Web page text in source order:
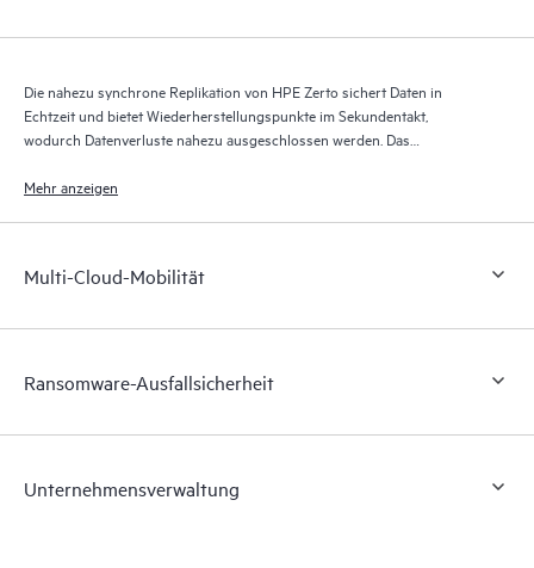
Die nahezu synchrone Replikation von HPE Zerto sichert Daten in
Echtzeit und bietet Wiederherstellungspunkte im Sekundentakt,
wodurch Datenverluste nahezu ausgeschlossen werden. Das
Tausende von Wiederherstellungspunkten und ermöglicht so eine
Mehr anzeigen
Multi-Cloud-Mobilität
Ransomware-Ausfallsicherheit
Unternehmensverwaltung